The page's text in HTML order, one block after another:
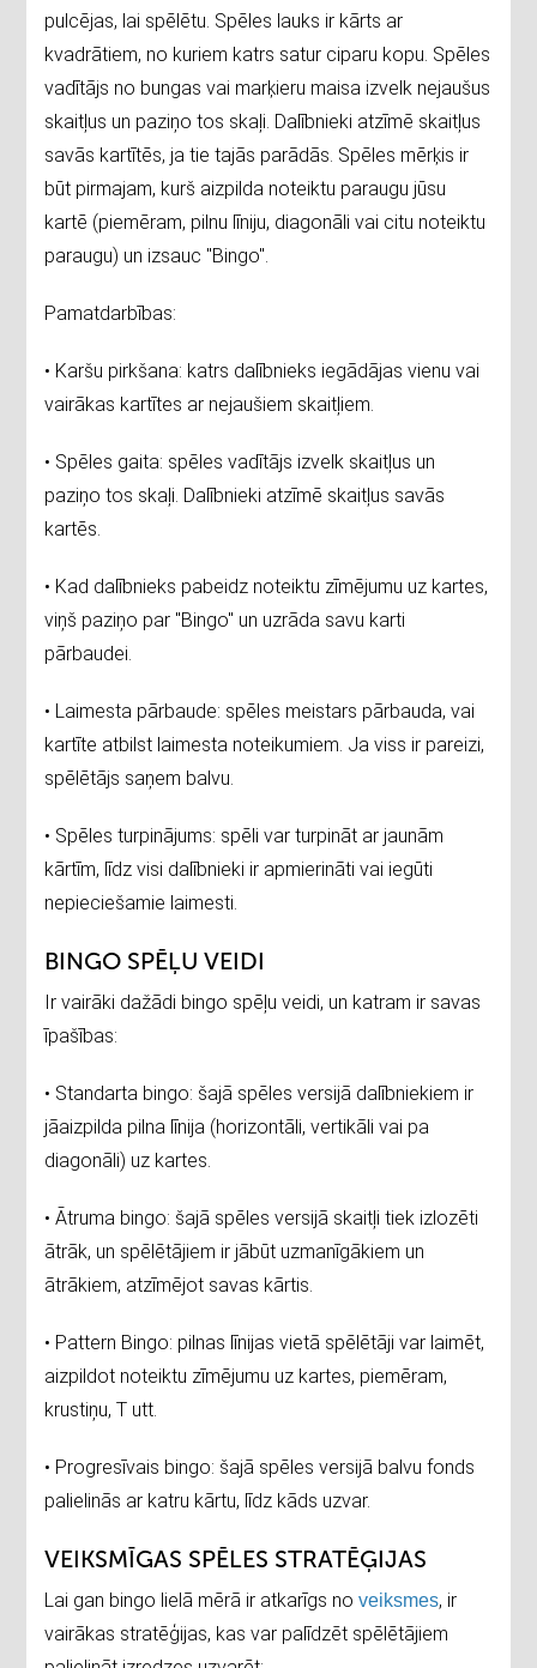
pulcējas, lai spēlētu. Spēles lauks ir kārts ar
kvadrātiem, no kuriem katrs satur ciparu kopu. Spēles
vadītājs no bungas vai marķieru maisa izvelk nejaušus
skaitļus un paziņo tos skaļi. Dalībnieki atzīmē skaitļus
savās kartītēs, ja tie tajās parādās. Spēles mērķis ir
būt pirmajam, kurš aizpilda noteiktu paraugu jūsu
kartē (piemēram, pilnu līniju, diagonāli vai citu noteiktu
paraugu) un izsauc "Bingo".
Pamatdarbības:
• Karšu pirkšana: katrs dalībnieks iegādājas vienu vai
vairākas kartītes ar nejaušiem skaitļiem.
• Spēles gaita: spēles vadītājs izvelk skaitļus un
paziņo tos skaļi. Dalībnieki atzīmē skaitļus savās
kartēs.
• Kad dalībnieks pabeidz noteiktu zīmējumu uz kartes,
viņš paziņo par "Bingo" un uzrāda savu karti
pārbaudei.
• Laimesta pārbaude: spēles meistars pārbauda, vai
kartīte atbilst laimesta noteikumiem. Ja viss ir pareizi,
spēlētājs saņem balvu.
• Spēles turpinājums: spēli var turpināt ar jaunām
kārtīm, līdz visi dalībnieki ir apmierināti vai iegūti
nepieciešamie laimesti.
BINGO SPĒĻU VEIDI
Ir vairāki dažādi bingo spēļu veidi, un katram ir savas
īpašības:
• Standarta bingo: šajā spēles versijā dalībniekiem ir
jāaizpilda pilna līnija (horizontāli, vertikāli vai pa
diagonāli) uz kartes.
• Ātruma bingo: šajā spēles versijā skaitļi tiek izlozēti
ātrāk, un spēlētājiem ir jābūt uzmanīgākiem un
ātrākiem, atzīmējot savas kārtis.
• Pattern Bingo: pilnas līnijas vietā spēlētāji var laimēt,
aizpildot noteiktu zīmējumu uz kartes, piemēram,
krustiņu, T utt.
• Progresīvais bingo: šajā spēles versijā balvu fonds
palielinās ar katru kārtu, līdz kāds uzvar.
VEIKSMĪGAS SPĒLES STRATĒĢIJAS
Lai gan bingo lielā mērā ir atkarīgs noveiksmes, ir
vairākas stratēģijas, kas var palīdzēt spēlētājiem